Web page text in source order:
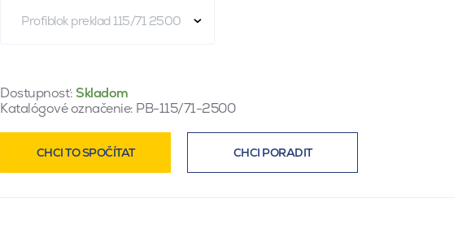
Profiblok preklad 115/71 2500
Dostupnosť: Skladom
Katalógové označenie: PB-115/71-2500
CHCI TO SPOČÍTAT CHCI PORADIT